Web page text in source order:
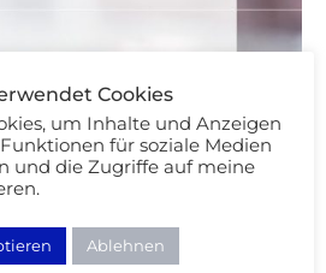
Cookies
um Inhalte und Anzeigen
für soziale Medien
und die Zugriffe auf meine
Ablehnen